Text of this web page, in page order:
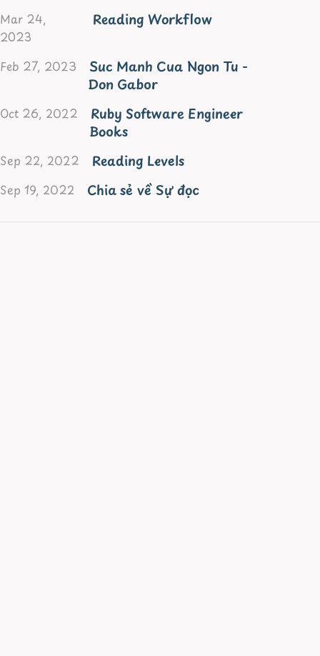
Mar 24,
2023
Reading Workflow
Feb 27, 2023
Suc Manh Cua Ngon Tu -
Don Gabor
Oct 26, 2022
Ruby Software Engineer
Books
Sep 22, 2022 Reading Levels
Sep 19, 2022 Chia sẻ về Sự đọc